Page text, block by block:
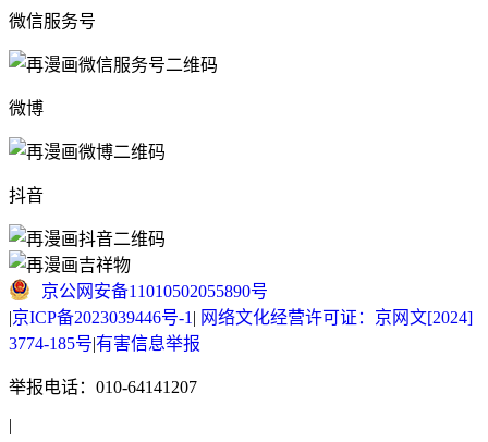
微信服务号
微博
抖音
京公网安备11010502055890号
|京ICP备2023039446号-1 | 网络文化经营许可证：京网文[2024]
3774-185号|有害信息举报
举报电话：010-64141207
|